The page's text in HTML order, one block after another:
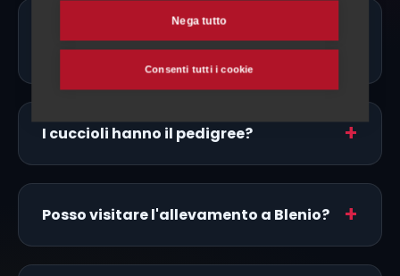
Ci sono allevatori di Pointer Inglese
proprio a Blenio?
I cuccioli hanno il pedigree?
Posso visitare l'allevamento a Blenio?
Nega tutto
Consenti tutti i cookie